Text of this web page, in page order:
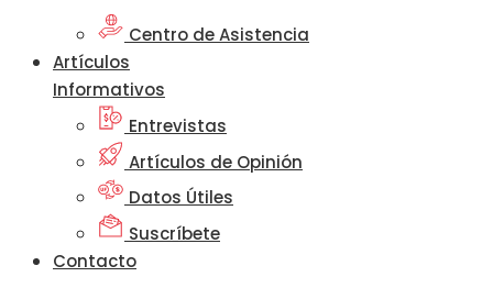
Centro de Asistencia
Artículos
Informativos
Entrevistas
Artículos de Opinión
Datos Útiles
Suscríbete
Contacto